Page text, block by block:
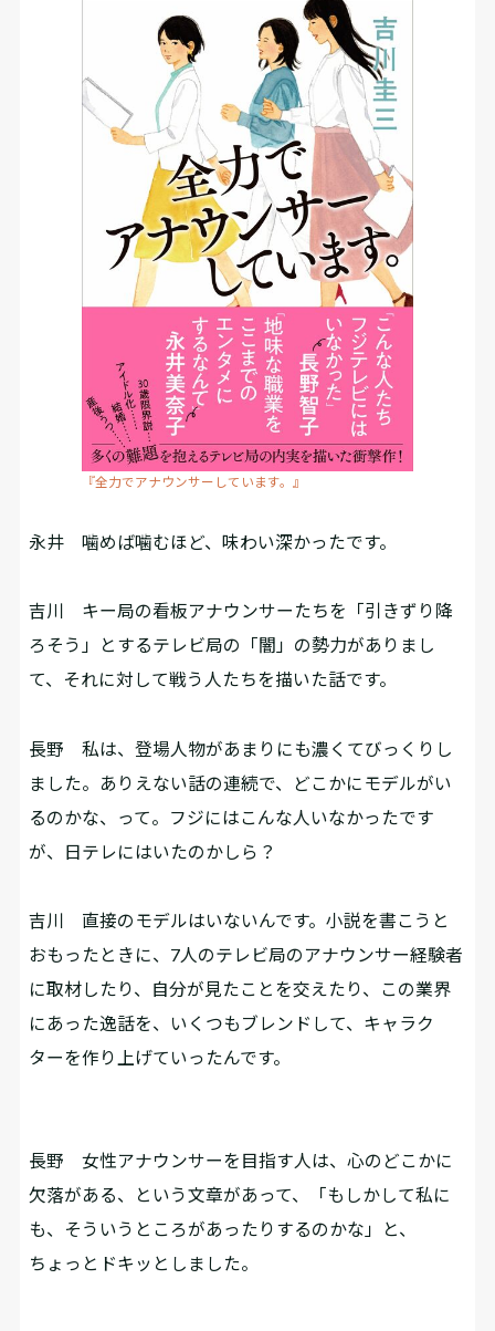
『全力でアナウンサーしています。』
永井 噛めば噛むほど、味わい深かったです。
吉川 キー局の看板アナウンサーたちを「引きずり降
ろそう」とするテレビ局の「闇」の勢力がありまし
て、それに対して戦う人たちを描いた話です。
長野 私は、登場人物があまりにも濃くてびっくりし
ました。ありえない話の連続で、どこかにモデルがい
るのかな、って。フジにはこんな人いなかったです
が、日テレにはいたのかしら？
吉川 直接のモデルはいないんです。小説を書こうと
おもったときに、7人のテレビ局のアナウンサー経験者
に取材したり、自分が見たことを交えたり、この業界
にあった逸話を、いくつもブレンドして、キャラク
ターを作り上げていったんです。
長野 女性アナウンサーを目指す人は、心のどこかに
欠落がある、という文章があって、「もしかして私に
も、そういうところがあったりするのかな」と、
ちょっとドキッとしました。